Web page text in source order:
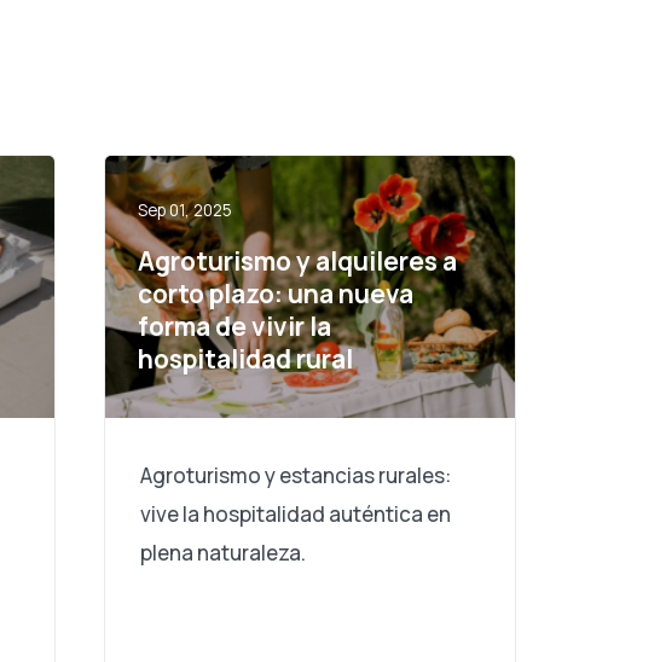
Sep 01, 2025
Agroturismo y alquileres a
corto plazo: una nueva
forma de vivir la
hospitalidad rural
Agroturismo y estancias rurales:
vive la hospitalidad auténtica en
plena naturaleza.